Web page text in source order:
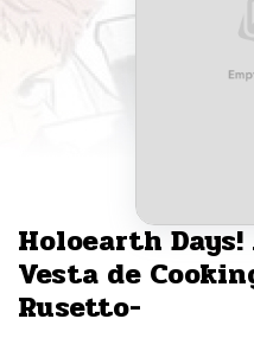
Holoearth Days!
Vesta de
Rusetto-